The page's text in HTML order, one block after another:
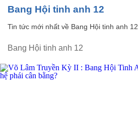
Bang Hội tinh anh 12
Tin tức mới nhất về Bang Hội tinh anh 12
Bang Hội tinh anh 12